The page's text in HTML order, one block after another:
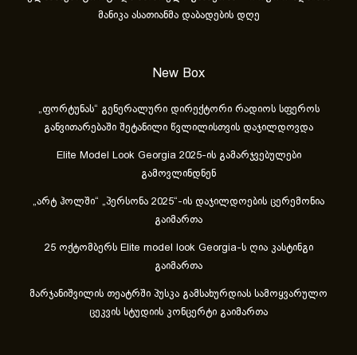
მანიკა ასათიანმა დაბადების დღე
New Box
„ფორტუნას“ გენერალური დირექტორი რადიოს სფეროს
განვითარებაში შეტანილი წვლილისთვის დაჯილდოვდა
Elite Model Look Georgia 2025-ის გამარჯვებულები
გამოვლინდნენ
„არტ ჰოლში“ „პერსონა 2025“-ის დაჯილდოების ცერემონია
გაიმართა
25 ოქტომბერს Elite model look Georgia-ს ღია კასტინგი
გაიმართა
მარჯანიშვილის თეატრში პუსკა გამსახურდიას სამოყვარულო
ცეკვის სტუდიის კონცერტი გაიმართა